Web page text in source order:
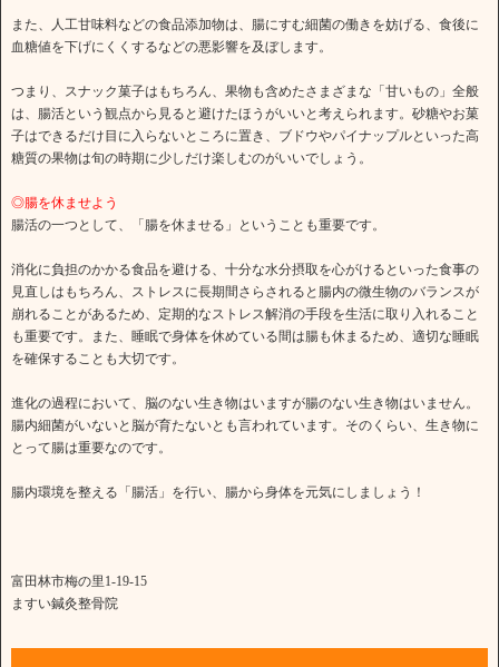
また、人工甘味料などの食品添加物は、腸にすむ細菌の働きを妨げる、食後に
血糖値を下げにくくするなどの悪影響を及ぼします。
つまり、スナック菓子はもちろん、果物も含めたさまざまな「甘いもの」全般
は、腸活という観点から見ると避けたほうがいいと考えられます。砂糖やお菓
子はできるだけ目に入らないところに置き、ブドウやパイナップルといった高
糖質の果物は旬の時期に少しだけ楽しむのがいいでしょう。
◎腸を休ませよう
腸活の一つとして、「腸を休ませる」ということも重要です。
消化に負担のかかる食品を避ける、十分な水分摂取を心がけるといった食事の
見直しはもちろん、ストレスに長期間さらされると腸内の微生物のバランスが
崩れることがあるため、定期的なストレス解消の手段を生活に取り入れること
も重要です。また、睡眠で身体を休めている間は腸も休まるため、適切な睡眠
を確保することも大切です。
進化の過程において、脳のない生き物はいますが腸のない生き物はいません。
腸内細菌がいないと脳が育たないとも言われています。そのくらい、生き物に
とって腸は重要なのです。
腸内環境を整える「腸活」を行い、腸から身体を元気にしましょう！
富田林市梅の里1-19-15
ますい鍼灸整骨院